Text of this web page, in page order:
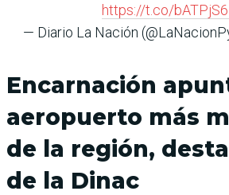
https://t.co/
— Diario La Nación
Encarnación
aeropuerto más
de la región,
de la Dinac